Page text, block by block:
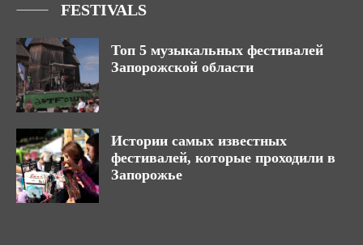
FESTIVALS
Топ 5 музыкальных фестивалей
Запорожской области
Истории самых известных
фестивалей, которые проходили в
Запорожье